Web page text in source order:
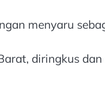
menyaru
diringkus